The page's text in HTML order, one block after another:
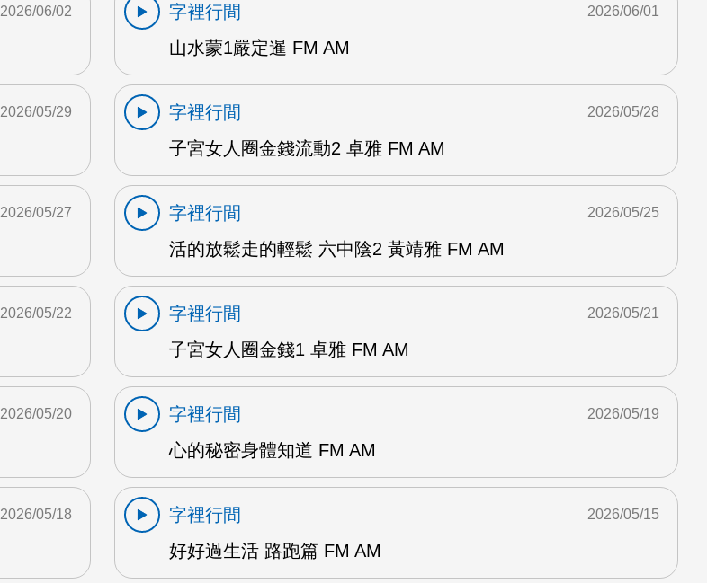
2026/06/02
字裡行間
山水蒙1嚴定暹 FM AM
2026/06/01
2026/05/29
字裡行間
子宮女人圈金錢流動2 卓雅 FM AM
2026/05/28
2026/05/27
字裡行間
活的放鬆走的輕鬆 六中陰2 黃靖雅 FM AM
2026/05/25
2026/05/22
字裡行間
子宮女人圈金錢1 卓雅 FM AM
2026/05/21
2026/05/20
字裡行間
心的秘密身體知道 FM AM
2026/05/19
2026/05/18
字裡行間
好好過生活 路跑篇 FM AM
2026/05/15